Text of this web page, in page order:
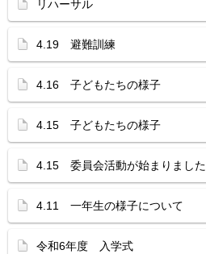
リハーサル
4.19 避難訓練
4.16 子どもたちの様子
4.15 子どもたちの様子
4.15 委員会活動が始まりました
4.11 一年生の様子について
令和6年度 入学式